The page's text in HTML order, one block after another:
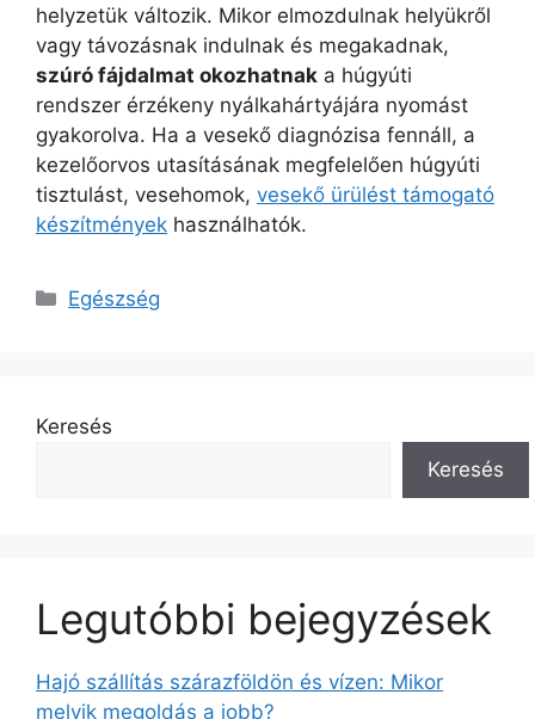
helyzetük változik. Mikor elmozdulnak helyükről
vagy távozásnak indulnak és megakadnak,
szúró fájdalmat okozhatnak a húgyúti
rendszer érzékeny nyálkahártyájára nyomást
gyakorolva. Ha a vesekő diagnózisa fennáll, a
kezelőorvos utasításának megfelelően húgyúti
tisztulást, vesehomok, vesekő ürülést támogató
készítmények használhatók.
Kategória
Egészség
Keresés
Keresés
Legutóbbi bejegyzések
Hajó szállítás szárazföldön és vízen: Mikor
melyik megoldás a jobb?